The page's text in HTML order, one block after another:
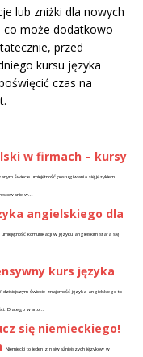
lub zniżki dla nowych
co może dodatkowo
przed
kursu języka
czas na
w firmach – kursy
świecie umiejętność posługiwania się językiem
w...
angielskiego dla
komunikacji w języku angielskim stała się
kurs języka
dzisiejszym świecie znajomość języka angielskiego to
Dlatego warto...
się niemieckiego!
Niemiecki to jeden z najważniejszych języków w